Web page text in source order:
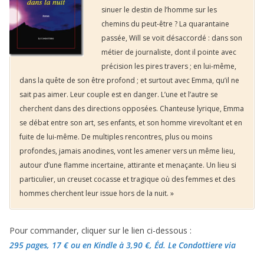
sinuer le destin de l’homme sur les
chemins du peut-être ? La quarantaine
passée, Will se voit désaccordé : dans son
métier de journaliste, dont il pointe avec
précision les pires travers ; en lui-même,
dans la quête de son être profond ; et surtout avec Emma, qu’il ne
sait pas aimer. Leur couple est en danger. L’une et l’autre se
cherchent dans des directions opposées. Chanteuse lyrique, Emma
se débat entre son art, ses enfants, et son homme virevoltant et en
fuite de lui-même. De multiples rencontres, plus ou moins
profondes, jamais anodines, vont les amener vers un même lieu,
autour d’une flamme incertaine, attirante et menaçante. Un lieu si
particulier, un creuset cocasse et tragique où des femmes et des
hommes cherchent leur issue hors de la nuit. »
Pour commander, cliquer sur le lien ci-dessous :
295 pages, 17 €ou en Kindle à 3,90 €, Éd. Le Condottiere via